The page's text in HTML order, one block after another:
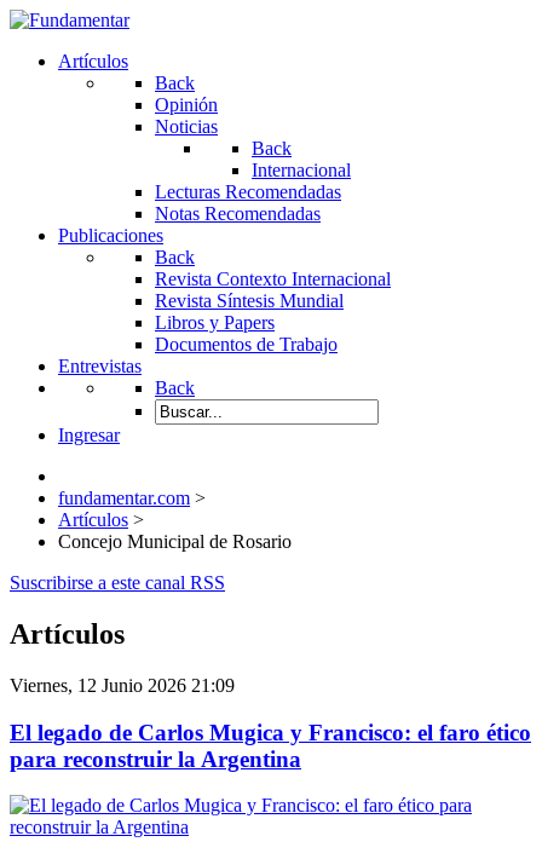
Artículos
Back
Opinión
Noticias
Back
Internacional
Lecturas Recomendadas
Notas Recomendadas
Publicaciones
Back
Revista Contexto Internacional
Revista Síntesis Mundial
Libros y Papers
Documentos de Trabajo
Entrevistas
Back
Ingresar
fundamentar.com >
Artículos >
Concejo Municipal de Rosario
Suscribirse a este canal RSS
Artículos
Viernes, 12 Junio 2026 21:09
El legado de Carlos Mugica y Francisco: el faro ético
para reconstruir la Argentina